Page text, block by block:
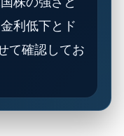
利低下とド
て確認してお